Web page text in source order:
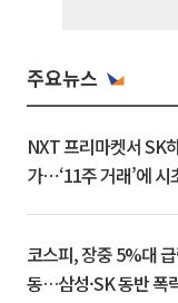
주요뉴스
NXT 프리마켓서 SK
가⋯‘11주 거래’에 시
코스피, 장중 5%대
동…삼성·SK 동반 폭